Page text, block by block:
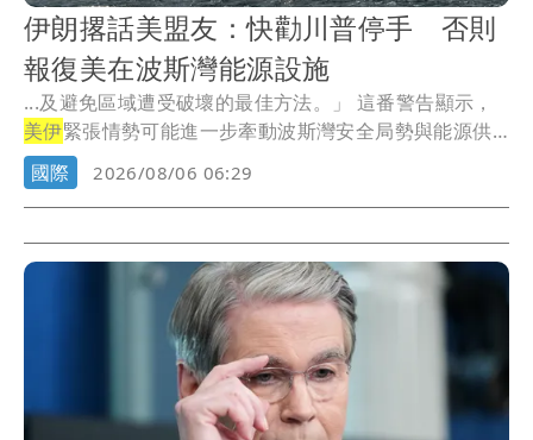
伊朗撂話美盟友：快勸川普停手 否則
報復美在波斯灣能源設施
...及避免區域遭受破壞的最佳方法。」 這番警告顯示，
美伊緊張情勢可能進一步牽動波斯灣安全局勢與能源供
應...
國際 2026/08/06 06:29